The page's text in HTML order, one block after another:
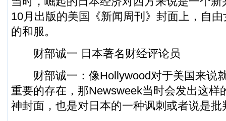
10月出版的美国《新闻周刊》封面上，自
的和服。
财部诚一 日本著名财经评论员
财部诚一：像Hollywood对于美国来说
重要的存在，那Newsweek当时会发出这样
神封面，也是对日本的一种讽刺或者说是批